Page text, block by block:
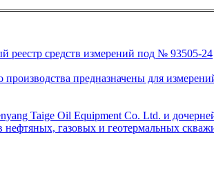
реестр средств измерений под № 93505-24
предназначены для
Taige Oil Equipment Co. Ltd. и
газовых и геотермальных